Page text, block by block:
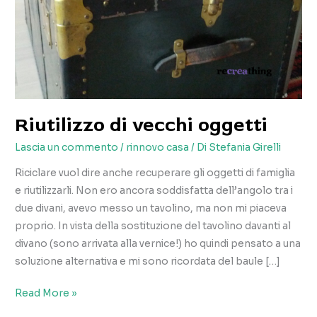
Riutilizzo di vecchi oggetti
Lascia un commento / rinnovo casa / Di Stefania Girelli
Riciclare vuol dire anche recuperare gli oggetti di famiglia
e riutilizzarli. Non ero ancora soddisfatta dell’angolo tra i
due divani, avevo messo un tavolino, ma non mi piaceva
proprio. In vista della sostituzione del tavolino davanti al
divano (sono arrivata alla vernice!) ho quindi pensato a una
soluzione alternativa e mi sono ricordata del baule […]
Riutilizzo
Read More »